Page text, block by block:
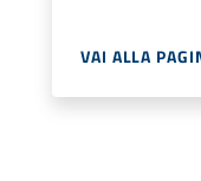
VAI ALLA